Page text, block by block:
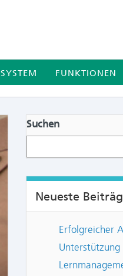
SYSTEM FUNKTIONEN
Suchen
Neueste
Erfolgreicher
Unterstützung